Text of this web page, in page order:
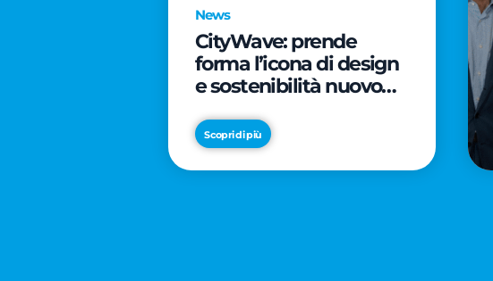
News
CityWave: prende
forma l’icona di design
e sostenibilità nuovo
Scopri di più